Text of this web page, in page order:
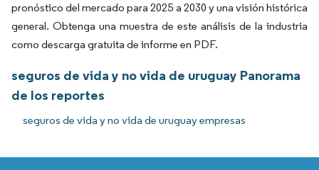
pronóstico del mercado para 2025 a 2030 y una visión histórica
general. Obtenga una muestra de este análisis de la industria
como descarga gratuita de informe en PDF.
seguros de vida y no vida de uruguay Panorama
de los reportes
seguros de vida y no vida de uruguay empresas